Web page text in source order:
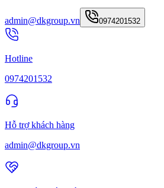
admin@dkgroup.vn 0974201532
Hotline
0974201532
Hỗ trợ khách hàng
admin@dkgroup.vn